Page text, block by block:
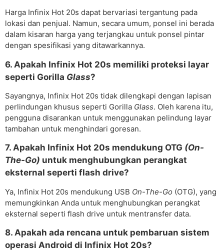
Harga Infinix Hot 20s dapat bervariasi tergantung pada
lokasi dan penjual. Namun, secara umum, ponsel ini berada
dalam kisaran harga yang terjangkau untuk ponsel pintar
dengan spesifikasi yang ditawarkannya.
6. Apakah Infinix Hot 20s memiliki proteksi layar
seperti Gorilla Glass?
Sayangnya, Infinix Hot 20s tidak dilengkapi dengan lapisan
perlindungan khusus seperti Gorilla Glass. Oleh karena itu,
pengguna disarankan untuk menggunakan pelindung layar
tambahan untuk menghindari goresan.
7. Apakah Infinix Hot 20s mendukung OTG (On-
The-Go) untuk menghubungkan perangkat
eksternal seperti flash drive?
Ya, Infinix Hot 20s mendukung USB On-The-Go (OTG), yang
memungkinkan Anda untuk menghubungkan perangkat
eksternal seperti flash drive untuk mentransfer data.
8. Apakah ada rencana untuk pembaruan sistem
operasi Android di Infinix Hot 20s?